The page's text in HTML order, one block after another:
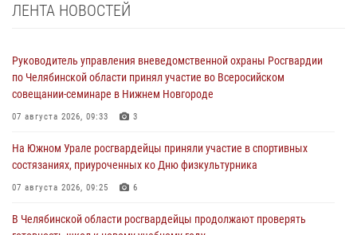
ЛЕНТА НОВОСТЕЙ
Руководитель управления вневедомственной охраны Росгвардии
по Челябинской области принял участие во Всеросийском
совещании-семинаре в Нижнем Новгороде
07 августа 2026, 09:33 3
На Южном Урале росгвардейцы приняли участие в спортивных
состязаниях, приуроченных ко Дню физкультурника
07 августа 2026, 09:25 6
В Челябинской области росгвардейцы продолжают проверять